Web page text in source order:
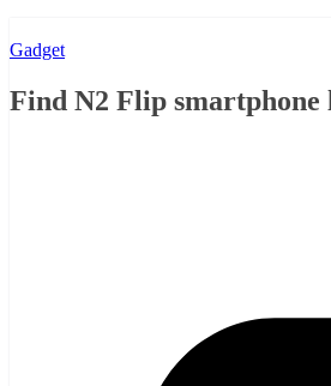
Gadget
Find N2 Flip smartphone